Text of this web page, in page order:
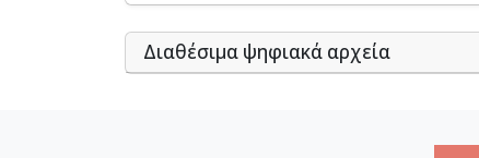
Διαθέσιμα ψηφιακά αρχεία